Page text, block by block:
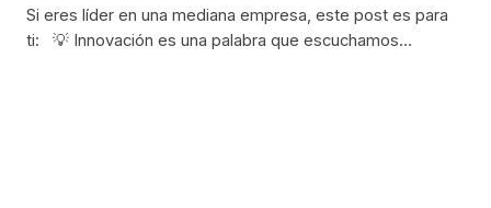
Si eres líder en una mediana empresa, este post es para
ti: 💡 Innovación es una palabra que escuchamos…